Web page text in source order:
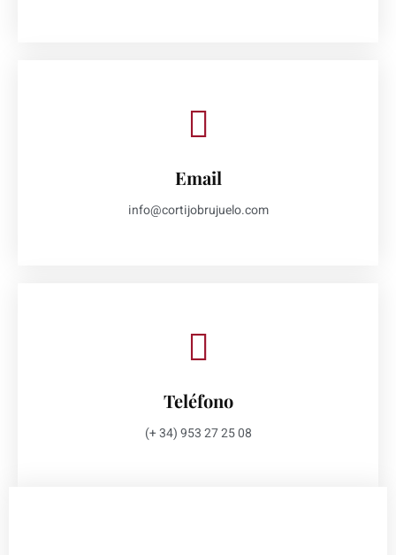
Email
info@cortijobrujuelo.com
Teléfono
(+ 34) 953 27 25 08